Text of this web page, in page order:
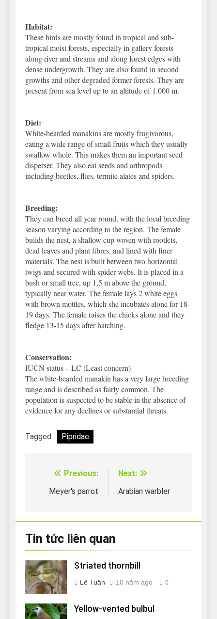
Habitat:
These birds are mostly found in tropical and sub-
tropical moist forests, especially in gallery forests
along river and streams and along forest edges with
dense undergrowth. They are also found in second
growths and other degraded former forests. They are
present from sea level up to an altitude of 1.000 m.
Diet:
White-bearded manakins are mostly frugivorous,
eating a wide range of small fruits which they usually
swallow whole. This makes them an important seed
disperser. They also eat seeds and arthropods
including beetles, flies, termite alates and spiders.
Breeding:
They can breed all year round, with the local breeding
season varying according to the region. The female
builds the nest, a shallow cup woven with rootlets,
dead leaves and plant fibres, and lined with finer
materials. The nest is built between two horizontal
twigs and secured with spider webs. It is placed in a
bush or small tree, up 1,5 m above the ground,
typically near water. The female lays 2 white eggs
with brown mottles, which she incubates alone for 18-
19 days. The female raises the chicks alone and they
fledge 13-15 days after hatching.
Conservation:
IUCN status – LC (Least concern)
The white-bearded manakin has a very large breeding
range and is described as fairly common. The
population is suspected to be stable in the absence of
evidence for any declines or substantial threats.
Tagged: Pipridae
Điều
hướng
Previous:
Meyer's parrot
Next:
Arabian warbler
Tin tức liên quan
Striated thornbill
Lê Tuân 10 năm ago 0
Yellow-vented bulbul